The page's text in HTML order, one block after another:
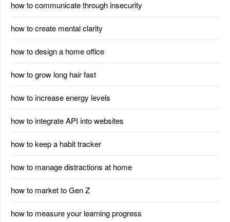
how to communicate through insecurity
how to create mental clarity
how to design a home office
how to grow long hair fast
how to increase energy levels
how to integrate API into websites
how to keep a habit tracker
how to manage distractions at home
how to market to Gen Z
how to measure your learning progress